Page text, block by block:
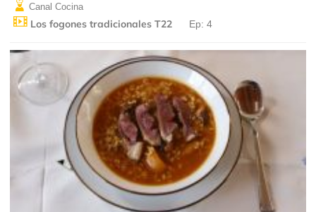
Canal Cocina
Los fogones tradicionales T22 Ep: 4